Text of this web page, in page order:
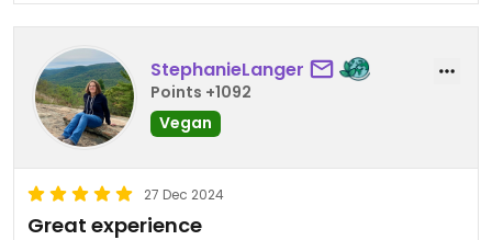
StephanieLanger
Points +1092
Vegan
27 Dec 2024
Great experience